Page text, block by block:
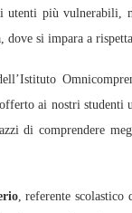
più vulnerabili,
si impara a
ai nostri studenti
di comprendere
, referente scolastico